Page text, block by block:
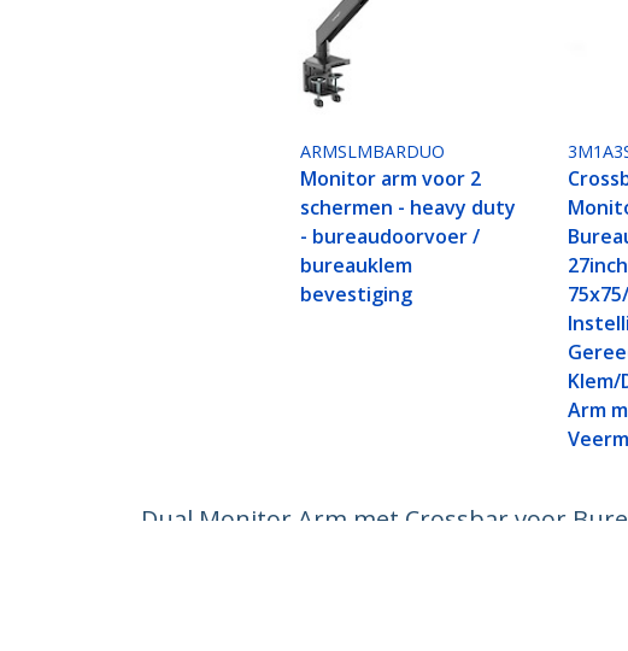
ARMSLMBARDUO
Monitor arm voor 2
schermen - heavy duty
- bureaudoorvoer /
bureauklem
bevestiging
Arm
Dual Monitor Arm met Crossbar voor